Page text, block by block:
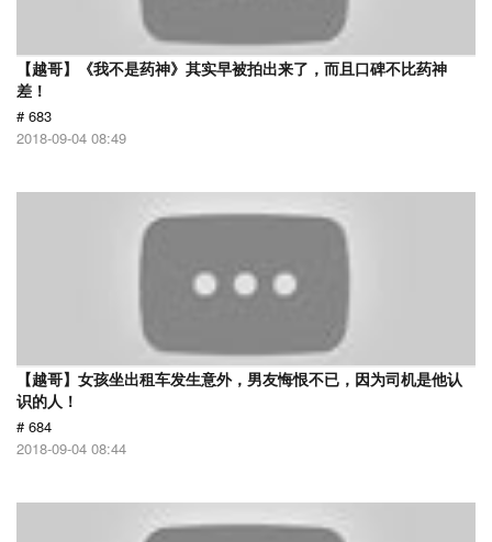
【越哥】《我不是药神》其实早被拍出来了，而且口碑不比药神
差！
# 683
2018-09-04 08:49
【越哥】女孩坐出租车发生意外，男友悔恨不已，因为司机是他认
识的人！
# 684
2018-09-04 08:44